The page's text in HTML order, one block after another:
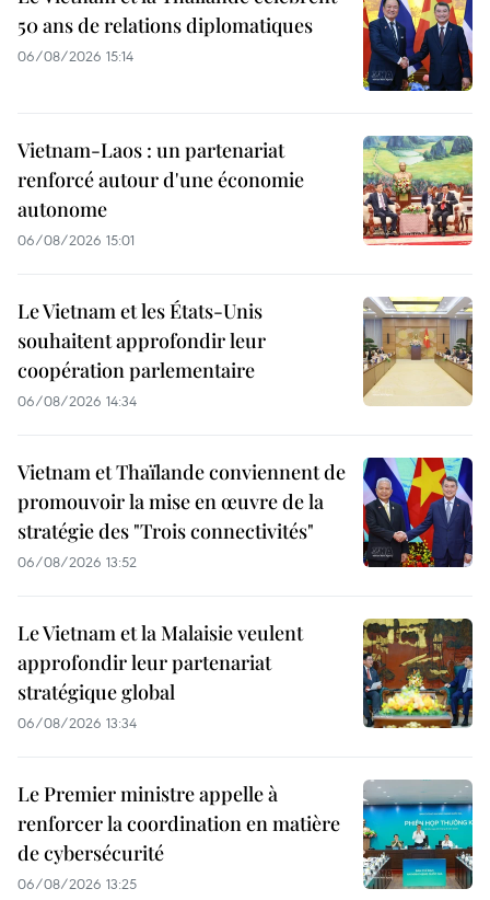
50 ans de relations diplomatiques
06/08/2026 15:14
Vietnam-Laos : un partenariat
renforcé autour d'une économie
autonome
06/08/2026 15:01
Le Vietnam et les États-Unis
souhaitent approfondir leur
coopération parlementaire
06/08/2026 14:34
Vietnam et Thaïlande conviennent de
promouvoir la mise en œuvre de la
stratégie des "Trois connectivités"
06/08/2026 13:52
Le Vietnam et la Malaisie veulent
approfondir leur partenariat
stratégique global
06/08/2026 13:34
Le Premier ministre appelle à
renforcer la coordination en matière
de cybersécurité
06/08/2026 13:25